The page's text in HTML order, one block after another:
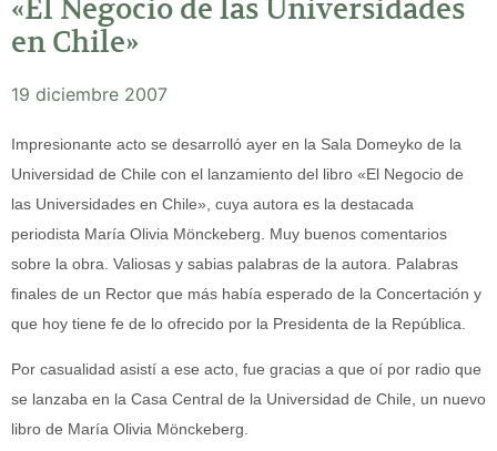
«El Negocio de las Universidades
en Chile»
19 diciembre 2007
Impresionante acto se desarrolló ayer en la Sala Domeyko de la
Universidad de Chile con el lanzamiento del libro «El Negocio de
las Universidades en Chile», cuya autora es la destacada
periodista María Olivia Mönckeberg. Muy buenos comentarios
sobre la obra. Valiosas y sabias palabras de la autora. Palabras
finales de un Rector que más había esperado de la Concertación y
que hoy tiene fe de lo ofrecido por la Presidenta de la República.
Por casualidad asistí a ese acto, fue gracias a que oí por radio que
se lanzaba en la Casa Central de la Universidad de Chile, un nuevo
libro de María Olivia Mönckeberg.